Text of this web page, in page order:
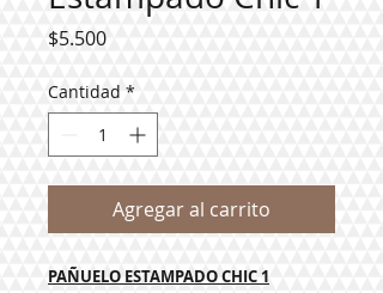
$5.500Precio
Cantidad *
Agregar al carrito
PAÑUELO ESTAMPADO CHIC 1